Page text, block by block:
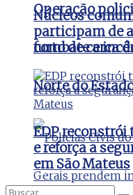
Operação
furto de cerca
Norte do
Núcleos
participam de
combate a
EDP reconstrói
e reforça a
em São Mateus